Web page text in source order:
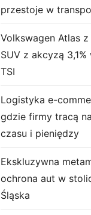
przestoje w
Volkswagen Atlas
SUV z akcyzą
TSI
Logistyka e-
gdzie firmy tracą
czasu i pieniędzy
Ekskluzywna
ochrona aut w
Śląska